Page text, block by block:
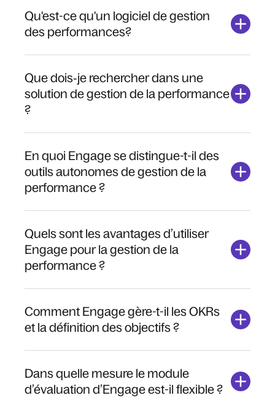
Qu'est-ce qu'un logiciel de gestion
des performances?
Que dois‑je rechercher dans une
solution de gestion de la performance
?
En quoi Engage se distingue-t-il des
outils autonomes de gestion de la
performance ?
Quels sont les avantages d’utiliser
Engage pour la gestion de la
performance ?
Comment Engage gère-t-il les OKRs
et la définition des objectifs ?
Dans quelle mesure le module
d’évaluation d’Engage est-il flexible ?